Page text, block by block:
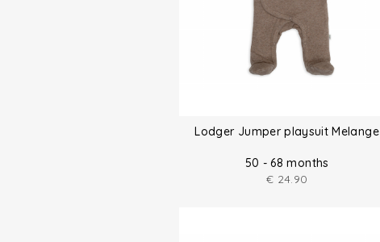
Lodger Jumper playsuit Melange
50 - 68 months
€ 24.90